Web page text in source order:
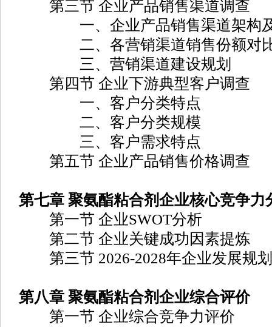
第三节 企业产品销售渠道调查
一、企业产品销售渠道架构
二、各营销渠道销售份额对
三、营销渠道建设规划
第四节 企业下游典型客户调查
一、客户分类特点
二、客户分类规模
三、客户需求特点
第五节 企业产品销售价格调查
第七章 聚氨酯粘合剂企业核心竞争力
第一节 企业SWOT分析
第二节 企业关键成功因素提炼
第三节 2026-2028年企业发展规划
第八章 聚氨酯粘合剂企业综合评价
第一节 企业综合竞争力评价